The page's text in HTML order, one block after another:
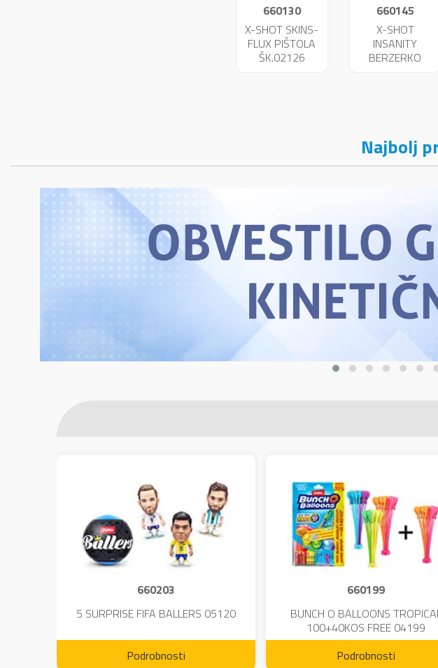
660130
X-SHOT SKINS-
FLUX PIŠTOLA
ŠK.02126
660145
X-SHOT
INSANITY
BERZERKO
Najbolj
660203
5 SURPRISE FIFA BALLERS 05120
Podrobnosti
660199
BUNCH O BALLOONS
100+40KOS FREE 04199
Podrobnosti